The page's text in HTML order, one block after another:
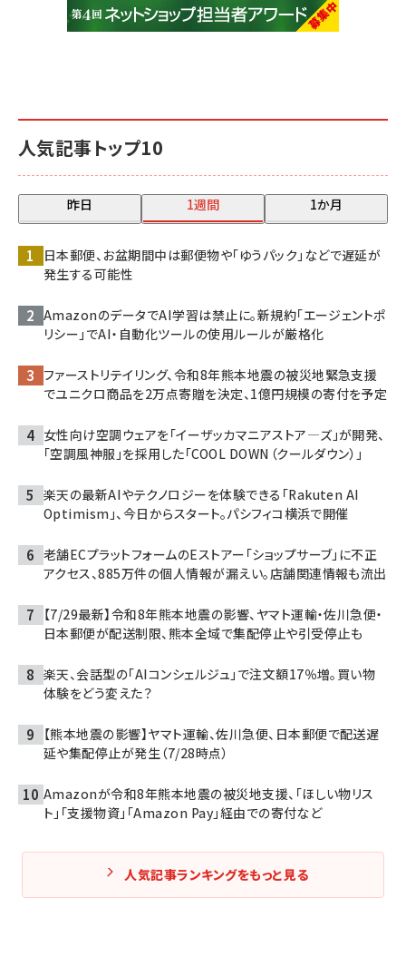
人気記事トップ10
昨日 1週間 1か月
日本郵便、お盆期間中は郵便物や「ゆうパック」などで遅延が
発生する可能性
AmazonのデータでAI学習は禁止に。新規約「エージェントポ
リシー」でAI・自動化ツールの使用ルールが厳格化
ファーストリテイリング、令和8年熊本地震の被災地緊急支援
でユニクロ商品を2万点寄贈を決定、1億円規模の寄付を予定
女性向け空調ウェアを「イーザッカマニアストア―ズ」が開発、
「空調風神服」を採用した「COOL DOWN（クールダウン）」
楽天の最新AIやテクノロジーを体験できる「Rakuten AI
Optimism」、今日からスタート。パシフィコ横浜で開催
老舗ECプラットフォームのEストアー「ショップサーブ」に不正
アクセス、885万件の個人情報が漏えい。店舗関連情報も流出
【7/29最新】令和8年熊本地震の影響、ヤマト運輸・佐川急便・
日本郵便が配送制限、熊本全域で集配停止や引受停止も
楽天、会話型の「AIコンシェルジュ」で注文額17％増。買い物
体験をどう変えた？
【熊本地震の影響】ヤマト運輸、佐川急便、日本郵便で配送遅
延や集配停止が発生（7/28時点）
Amazonが令和8年熊本地震の被災地支援、「ほしい物リス
ト」「支援物資」「Amazon Pay」経由での寄付など
人気記事ランキングをもっと見る